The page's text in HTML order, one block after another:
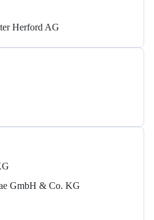
Herford AG
GmbH & Co. KG